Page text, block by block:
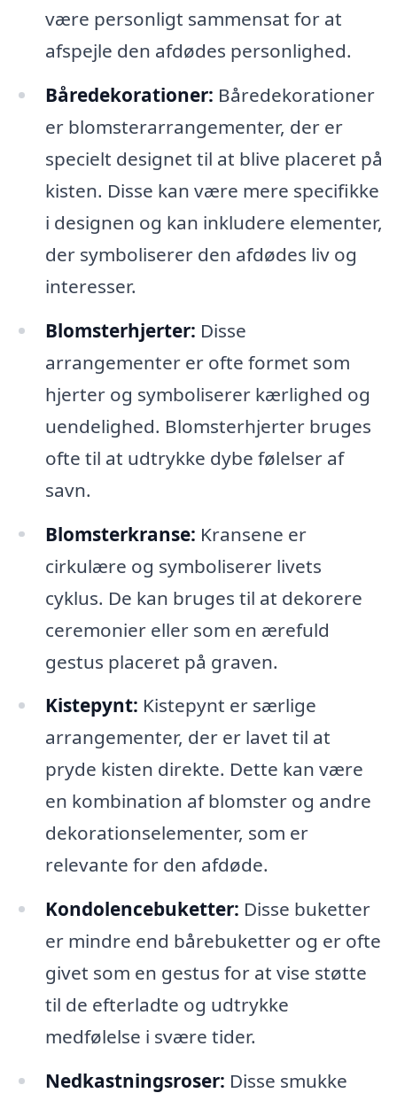
være personligt sammensat for at
afspejle den afdødes personlighed.
Båredekorationer: Båredekorationer
er blomsterarrangementer, der er
specielt designet til at blive placeret på
kisten. Disse kan være mere specifikke
i designen og kan inkludere elementer,
der symboliserer den afdødes liv og
interesser.
Blomsterhjerter: Disse
arrangementer er ofte formet som
hjerter og symboliserer kærlighed og
uendelighed. Blomsterhjerter bruges
ofte til at udtrykke dybe følelser af
savn.
Blomsterkranse: Kransene er
cirkulære og symboliserer livets
cyklus. De kan bruges til at dekorere
ceremonier eller som en ærefuld
gestus placeret på graven.
Kistepynt: Kistepynt er særlige
arrangementer, der er lavet til at
pryde kisten direkte. Dette kan være
en kombination af blomster og andre
dekorationselementer, som er
relevante for den afdøde.
Kondolencebuketter: Disse buketter
er mindre end bårebuketter og er ofte
givet som en gestus for at vise støtte
til de efterladte og udtrykke
medfølelse i svære tider.
Nedkastningsroser: Disse smukke